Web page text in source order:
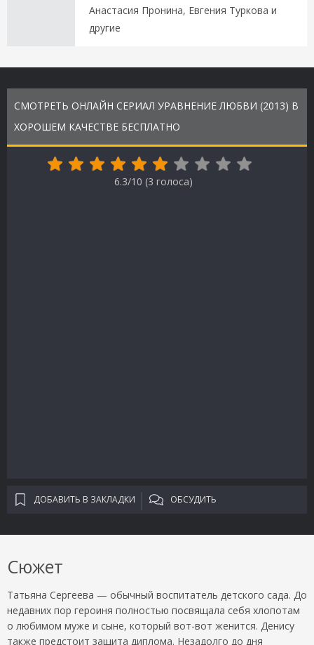
Анастасия Пронина, Евгения Туркова и
другие
СМОТРЕТЬ ОНЛАЙН СЕРИАЛ УРАВНЕНИЕ ЛЮБВИ (2013) В
ХОРОШЕМ КАЧЕСТВЕ БЕСПЛАТНО
6.3/10 (3 голоса)
ДОБАВИТЬ В ЗАКЛАДКИ ОБСУДИТЬ
Сюжет
Татьяна Сергеева — обычный воспитатель детского сада. До
недавних пор героиня полностью посвящала себя хлопотам
о любимом муже и сыне, который вот-вот женится. Денису
также предстоит защита диплома. Незадолго до дня